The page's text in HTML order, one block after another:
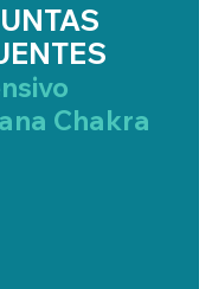
Chakra